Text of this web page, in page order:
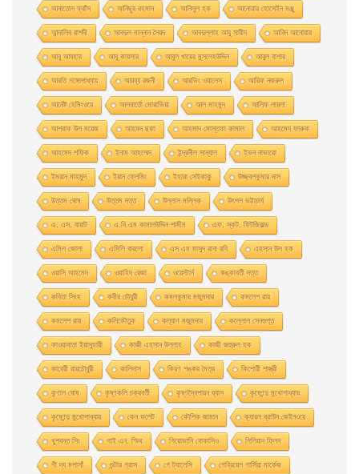
আনাতােল ফ্রাঁস আনিছুর রহমান আনিসুল হক আনোয়ার হোসেইন মঞ্জু
আন্দালিব রাশদী আবদুল মান্নান সৈয়দ আবদুল্লাহ আবু সায়ীদ আবিদ আনোয়ার
আবু আযহার আবু কায়সার আবুল খায়ের মুসলেহউদ্দিন আবুল বাশার
আরতি গঙ্গোপাধ্যায় আরব্য রজনী আরভিং ওয়ালেস আরিফ নজরুল
আর্নেষ্ট হেমিংওয়ে আলবার্তো মােরাভিয়া আল মাহমুদ আলিফ লায়লা
আশরাফ উল ময়েজ আহমদ ছফা আহমাদ মোস্তফা কামাল আহমেদ ফারুক
আহমেদ শফিক ইনাম আহম্মেদ ইন্দ্রনীল সান্যাল ইভন নাভারাে
ইমরান মাহমুদ ইয়ান ফ্লেমিং ইহারা সেইকাকু উজ্জ্বলকুমার দাস
উত্তম ঘােষ উত্তম দত্ত উল্লাস মল্লিক উৎপল ভট্টাচার্য
এ. এস. বায়াট এ.বি.এম কামালউদ্দিন শামীম এফ. স্কট. ফিটজিরাল্ড
এমিল জোলা এমিলি বারলো এস এম মাসুদ রানা রবি এহসান উল হক
ওয়াসি আহমেদ ওয়াহিদ রেজা ওয়েস্টার্ন কঙ্কাবতী দত্ত
কবিতা সিংহ কবীর চৌধুরী কমলকুমার মজুমদার কমলেশ রায়
কমলেশ রায় কলিকৌতুক কল্যাণ মজুমদার কল্লোল সেনগুপ্ত
কাওয়াবাতা ইয়াসুমারী কাজী এহসান উল্লাহ কাজী জহুরুল হক
কাবেরী রায়চৌধুরী কালিদাস কিরণ শঙ্কর মৈত্র কিশোরী শাস্ত্রী
কুণাল ঘোষ কৃষ্ণকলি চক্রবর্তী কৃষ্ণদ্বৈপায়ন ব্যাস কৃষ্ণেন্দু মুখােপাধ্যায়
কৃষ্ণেন্দু মুখোপাধ্যায় কেন ফলেট কৌশিক জামান ক্যারল ব্রাউন জেইনওয়ে
খুশবন্ত সিং গাই এন. স্মিথ গিয়ােভানি বােকাসিও গিলিয়ান ফ্লিন
গী দ্য মপাসাঁ গুন্টার গ্রাস গে ট্যালেসি গেব্রিয়েল গার্সিয়া মার্কেজ